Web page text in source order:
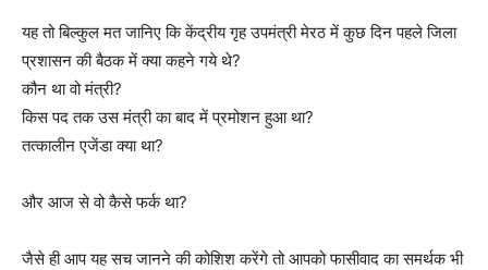
यह तो बिल्कुल मत जानिए कि केंद्रीय गृह उपमंत्री मेरठ में कुछ दिन पहले जिला
प्रशासन की बैठक में क्या कहने गये थे?
कौन था वो मंत्री?
किस पद तक उस मंत्री का बाद में प्रमोशन हुआ था?
तत्कालीन एजेंडा क्या था?
और आज से वो कैसे फर्क था?
जैसे ही आप यह सच जानने की कोशिश करेंगे तो आपको फासीवाद का समर्थक भी